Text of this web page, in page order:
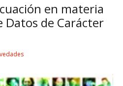
en materia
Datos de Carácter